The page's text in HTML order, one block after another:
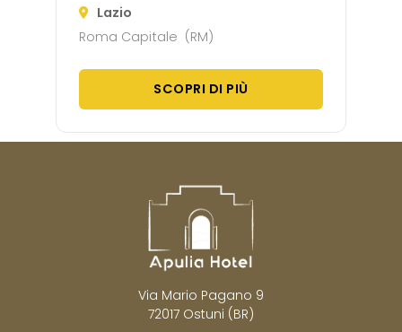
Lazio
Roma Capitale (RM)
SCOPRI DI PIÙ
Via Mario Pagano 9
72017 Ostuni (BR)